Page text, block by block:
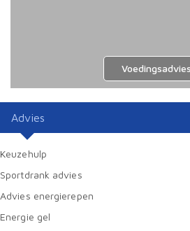
Voedingsadvies
Advies
Keuzehulp
Sportdrank advies
Advies energierepen
Energie gel